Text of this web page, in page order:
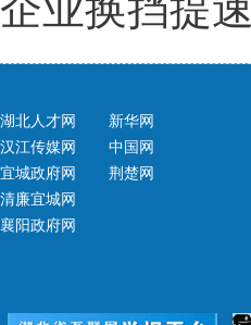
企业换挡提速
湖北人才网
汉江传媒网
宜城政府网
清廉宜城网
襄阳政府网
新华网
中国网
荆楚网